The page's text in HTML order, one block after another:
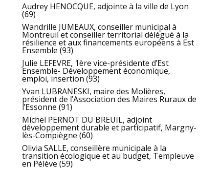
Audrey HENOCQUE, adjointe à la ville de Lyon
(69)
Wandrille JUMEAUX, conseiller municipal à
Montreuil et conseiller territorial délégué à la
résilience et aux financements européens à Est
Ensemble (93)
Julie LEFEVRE, 1ère vice-présidente d’Est
Ensemble- Développement économique,
emploi, insertion (93)
Yvan LUBRANESKI, maire des Molières,
président de l’Association des Maires Ruraux de
l’Essonne (91)
Michel PERNOT DU BREUIL, adjoint
développement durable et participatif, Margny-
lès-Compiègne (60)
Olivia SALLE, conseillère municipale à la
transition écologique et au budget, Templeuve
en Pélève (59)